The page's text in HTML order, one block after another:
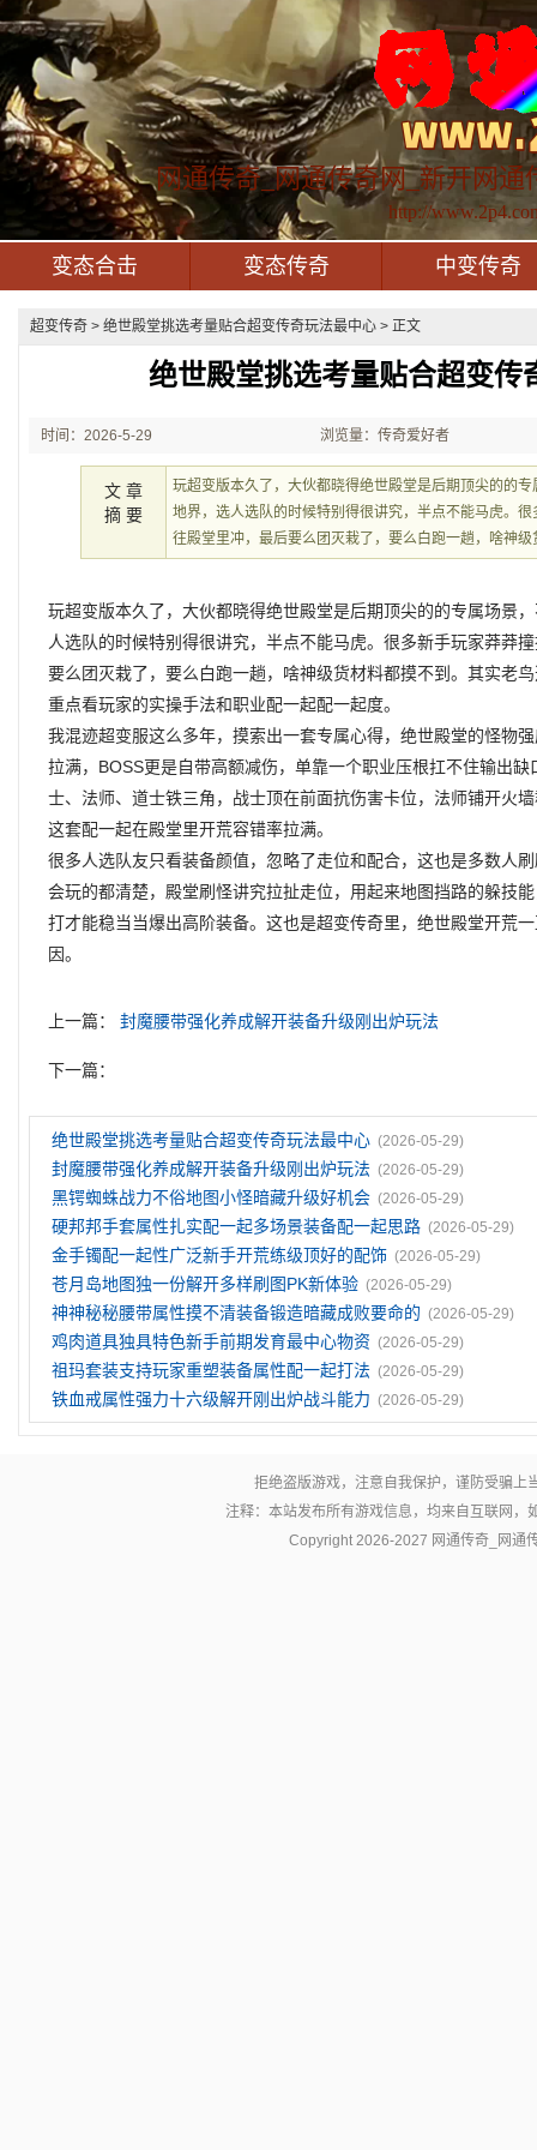
网通传奇_网通传奇网_新开网通
http://
变态合击 变态传奇 中变传奇
超变传奇 > 绝世殿堂挑选考量贴合超变传奇玩法最中心 > 正文
绝世殿堂挑选考量贴合超变传
时间：2026-5-29
21:45:58
浏览量：传奇爱好者
文 章
摘 要
玩超变版本久了，大伙都晓得绝世殿堂是后期顶尖的的
地界，选人选队的时候特别得很讲究，半点不能马虎。
往殿堂里冲，最后要么团灭栽了，要么白跑一趟，啥神级
玩超变版本久了，大伙都晓得绝世殿堂是后期顶尖的的专属场景
人选队的时候特别得很讲究，半点不能马虎。很多新手玩家莽莽
要么团灭栽了，要么白跑一趟，啥神级货材料都摸不到。其实老
重点看玩家的实操手法和职业配一起配一起度。
我混迹超变服这么多年，摸索出一套专属心得，绝世殿堂的怪物
拉满，BOSS更是自带高额减伤，单靠一个职业压根扛不住输出
士、法师、道士铁三角，战士顶在前面抗伤害卡位，法师铺开火
这套配一起在殿堂里开荒容错率拉满。
很多人选队友只看装备颜值，忽略了走位和配合，这也是多数人
会玩的都清楚，殿堂刷怪讲究拉扯走位，用起来地图挡路的躲技
打才能稳当当爆出高阶装备。这也是超变传奇里，绝世殿堂开荒
因。
上一篇：封魔腰带强化养成解开装备升级刚出炉玩法
下一篇：
绝世殿堂挑选考量贴合超变传奇玩法最中心 (2026-05-29)
封魔腰带强化养成解开装备升级刚出炉玩法 (2026-05-29)
黑锷蜘蛛战力不俗地图小怪暗藏升级好机会 (2026-05-29)
硬邦邦手套属性扎实配一起多场景装备配一起思路 (2026-05-29)
金手镯配一起性广泛新手开荒练级顶好的配饰 (2026-05-29)
苍月岛地图独一份解开多样刷图PK新体验 (2026-05-29)
神神秘秘腰带属性摸不清装备锻造暗藏成败要命的 (2026-05-29)
鸡肉道具独具特色新手前期发育最中心物资 (2026-05-29)
祖玛套装支持玩家重塑装备属性配一起打法 (2026-05-29)
铁血戒属性强力十六级解开刚出炉战斗能力 (2026-05-29)
拒绝盗版游戏，注意自我保护，谨防受骗上
注释：本站发布所有游戏信息，均来自互联网
Copyright 2026-2027 网通传奇_网通